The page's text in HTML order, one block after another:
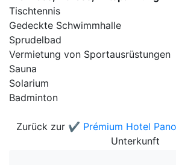
Tischtennis
Gedeckte Schwimmhalle
Sprudelbad
Vermietung von Sportausrüstungen
Sauna
Solarium
Badminton
Zurück zur ✔️ Prémium Hotel
Unterkunft